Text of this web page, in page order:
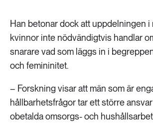
Han betonar dock att uppdelningen i
kvinnor inte nödvändigtvis handlar
snarare vad som läggs in i
och femininitet.
– Forskning visar att män som är
hållbarhetsfrågor tar ett större
obetalda omsorgs- och